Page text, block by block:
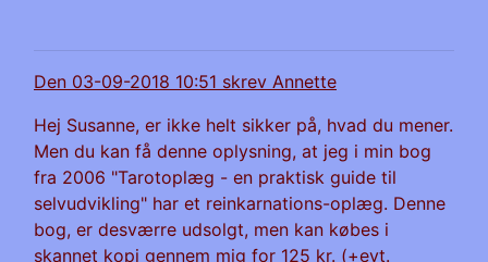
Den 03-09-2018 10:51 skrev Annette
Hej Susanne, er ikke helt sikker på, hvad du mener.
Men du kan få denne oplysning, at jeg i min bog
fra 2006 "Tarotoplæg - en praktisk guide til
selvudvikling" har et reinkarnations-oplæg. Denne
bog, er desværre udsolgt, men kan købes i
skannet kopi gennem mig for 125 kr. (+evt.